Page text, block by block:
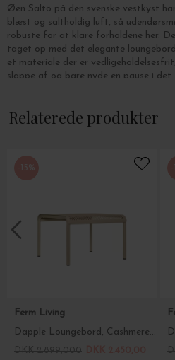
Øen Saltö på den svenske vestkyst
blæst og saltholdig luft, så
robuste for at klare forholdene her.
taget op med det elegante
et materiale der er
slappe af og bare nyde en pause i det
Vælg farve i drop down menuen.
Relaterede produkter
-15%
Ferm Living
Dapple Loungebord, Cashmere 57*57 - Hent selv